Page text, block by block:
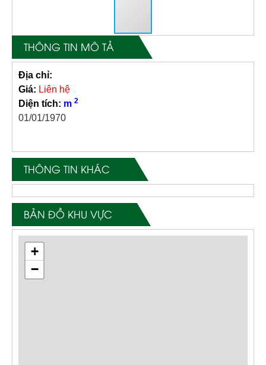
THÔNG TIN MÔ TẢ
Địa chỉ:
Giá: Liên hệ
Diện tích: m 2
01/01/1970
THÔNG TIN KHÁC
BẢN ĐỒ KHU VỰC
+
−